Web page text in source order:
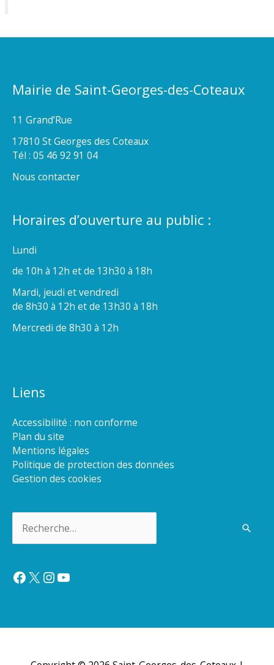
Mairie de Saint-Georges-des-Coteaux
11 Grand’Rue
17810 St Georges des Coteaux
Tél : 05 46 92 91 04
Nous contacter
Horaires d’ouverture au public :
Lundi
de 10h à 12h et de 13h30 à 18h
Mardi, jeudi et vendredi
de 8h30 à 12h et de 13h30 à 18h
Mercredi de 8h30 à 12h
Liens
Accessibilité : non conforme
Plan du site
Mentions légales
Politique de protection des données
Gestion des cookies
Facebook
X Instagram
YouTube